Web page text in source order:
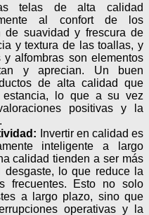
telas de alta calidad
al confort de los
de suavidad y frescura de
y textura de las toallas, y
alfombras son elementos
y aprecian. Un buen
de alta calidad que
lo que a su vez
positivas y la
Invertir en calidad es
inteligente a largo
calidad tienden a ser más
desgaste, lo que reduce la
frecuentes. Esto no solo
a largo plazo, sino que
operativas y la